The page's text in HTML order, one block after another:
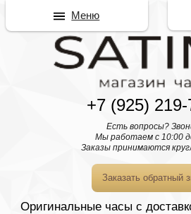
+7 (925)
Есть вопросы?
Мы работаем с 10:00
Заказы принимаются
Заказать обратный
Оригинальные часы с
Меню